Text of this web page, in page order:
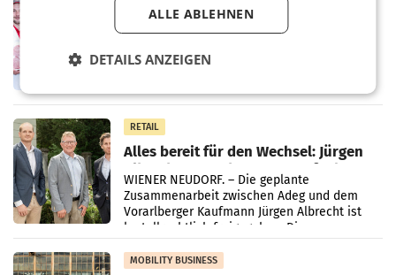
Penny modernisiert zwei Filialen in
Ober- und Niederösterreich
laufenden Modernisierungsoffensive
Oberösterreich. Die beiden Standorte liegen
RETAIL
Alles bereit für den Wechsel: Jürgen
Albrecht setzt ab 1.1.2027 auf Adeg
WIENER NEUDORF. – Die geplante
Zusammenarbeit zwischen Adeg und dem
Vorarlberger Kaufmann Jürgen Albrecht ist
kartellrechtlich freigegeben: Die
Bundeswettbewerbsbehörde und der
Bundeskartellanwalt
MOBILITY BUSINESS
ALLE ABLEHNEN
DETAILS ANZEIGEN